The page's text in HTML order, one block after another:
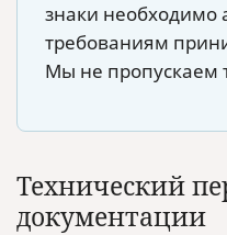
знаки необходимо
требованиям
Мы не пропускаем
Технический
документации